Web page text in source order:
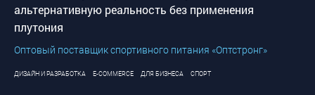
альтернативную реальность без применения
плутония
Оптовый поставщик спортивного питания «Оптстронг»
ДИЗАЙН И РАЗРАБОТКА E-COMMERCE ДЛЯ БИЗНЕСА СПОРТ